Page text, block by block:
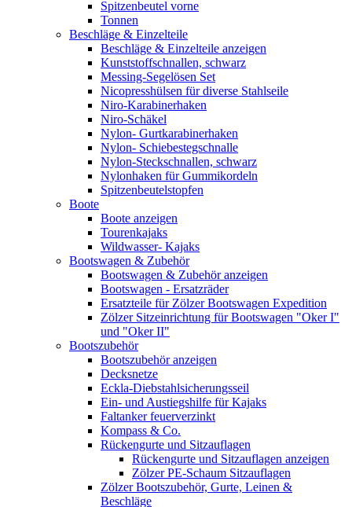
Spitzenbeutel vorne
Tonnen
Beschläge & Einzelteile
Beschläge & Einzelteile anzeigen
Kunststoffschnallen, schwarz
Messing-Segelösen Set
Nicopresshülsen für diverse Stahlseile
Niro-Karabinerhaken
Niro-Schäkel
Nylon- Gurtkarabinerhaken
Nylon- Schiebestegschnalle
Nylon-Steckschnallen, schwarz
Nylonhaken für Gummikordeln
Spitzenbeutelstopfen
Boote
Boote anzeigen
Tourenkajaks
Wildwasser- Kajaks
Bootswagen & Zubehör
Bootswagen & Zubehör anzeigen
Bootswagen - Ersatzräder
Ersatzteile für Zölzer Bootswagen Expedition
Zölzer Sitzeinrichtung für Bootswagen "Oker I"
und "Oker II"
Bootszubehör
Bootszubehör anzeigen
Decksnetze
Eckla-Diebstahlsicherungsseil
Ein- und Austiegshilfe für Kajaks
Faltanker feuerverzinkt
Kompass & Co.
Rückengurte und Sitzauflagen
Rückengurte und Sitzauflagen anzeigen
Zölzer PE-Schaum Sitzauflagen
Zölzer Bootszubehör, Gurte, Leinen &
Beschläge